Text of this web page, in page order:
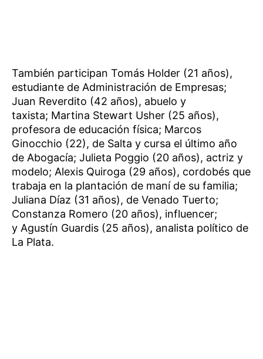
También participan Tomás Holder (21 años),
estudiante de Administración de Empresas;
Juan Reverdito (42 años), abuelo y
taxista; Martina Stewart Usher (25 años),
profesora de educación física; Marcos
Ginocchio (22), de Salta y cursa el último año
de Abogacía; Julieta Poggio (20 años), actriz y
modelo; Alexis Quiroga (29 años), cordobés que
trabaja en la plantación de maní de su familia;
Juliana Díaz (31 años), de Venado Tuerto;
Constanza Romero (20 años), influencer;
y Agustín Guardis (25 años), analista político de
La Plata.